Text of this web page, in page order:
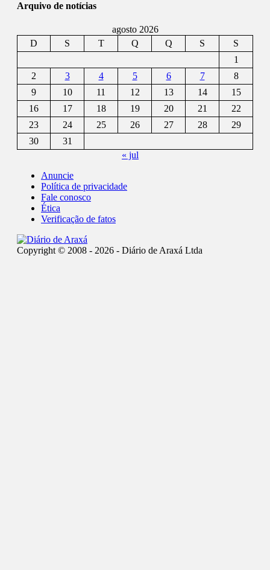
Arquivo de notícias
agosto 2026
D
S T Q Q S
S
1
2
3 4 5 6 7
8
9
10 11 12 13 14
15
16
17 18 19 20 21
22
23
24 25 26 27 28
29
30
31
« jul
Anuncie
Política de privacidade
Fale conosco
Ética
Verificação de fatos
Copyright © 2008 - 2026 - Diário de Araxá Ltda